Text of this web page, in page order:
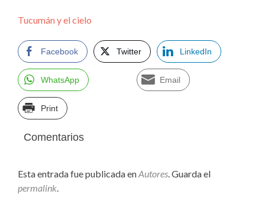
Tucumán y el cielo
Facebook Twitter LinkedIn
WhatsApp Email
Print
Comentarios
Esta entrada fue publicada enAutores. Guarda el
permalink.